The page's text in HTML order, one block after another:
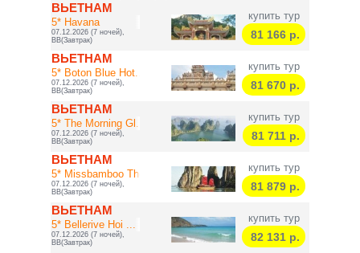
ВЬЕТНАМ
5* Havana
07.12.2026 (7 ночей),
BB(Завтрак)
купить тур
81 166 р.
ВЬЕТНАМ
5* Boton Blue Hot...
07.12.2026 (7 ночей),
BB(Завтрак)
купить тур
81 670 р.
ВЬЕТНАМ
5* The Morning Gl...
07.12.2026 (7 ночей),
BB(Завтрак)
купить тур
81 711р.
ВЬЕТНАМ
5* Missbamboo The...
07.12.2026 (7 ночей),
BB(Завтрак)
купить тур
81 879 р.
ВЬЕТНАМ
5* Bellerive Hoi ...
07.12.2026 (7 ночей),
BB(Завтрак)
купить тур
82 131 р.